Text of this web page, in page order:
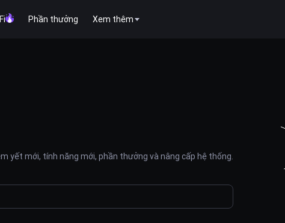
Phần thưởng Xem thêm
yết mới, tính năng mới, phần thưởng và nâng cấp hệ thống.